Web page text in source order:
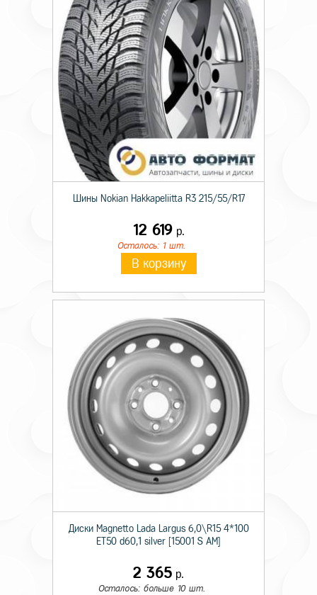
Черный-глянец
Шины Nokian Hakkapeliitta R3 215/55/R17
12 619р.
Осталось: 1 шт.
В корзину
Диски Magnetto Lada Largus 6,0\R15 4*100
ET50 d60,1 silver [15001 S AM]
2 365 р.
Осталось: больше 10 шт.